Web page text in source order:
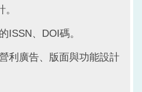
ISSN、DOI碼。
利廣告、版面與功能設計